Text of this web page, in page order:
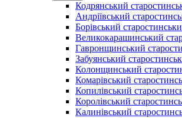
Кодрянський
Андріївський
Борівський
Великокарашинський
Гавронщинський
Забуянський
Колонщинський
Комарівський
Копилівський
Королівський
Калинівський